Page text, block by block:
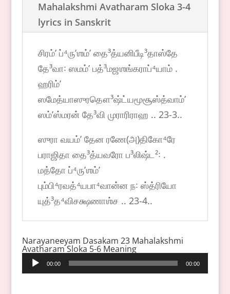
Mahalakshmi Avatharam Sloka 3-4
lyrics in Sanskrit
சிரம்ʼ ப்⁴ருʼஶம்ʼ தை³த்யனிபீடி³தாஸ்தே
தே³வா꞉ ஸமம்ʼ பத்³மஜஶங்கராப்⁴யாம் .
ஹரிம்ʼ
ஸமேத்யாஸுரதௌ³ஷ்ட்யமூசூஸ்த்வாம்ʼ
ஸம்ʼஸ்மரன் தே³வி முராரிராஹ .. 23-3..
ஸுரா வயம்ʼ தேன ரணே(அ)திகோ⁴ரே
பராஜிதா தை³த்யவரோ ப³லிஷ்ட²꞉ .
மத்தோ ப்⁴ருʼஶம்ʼ
பும்பி⁴ரவத்⁴யபா⁴வான்ன ந꞉ ஸ்த்ரியோ
யுத்³த⁴விசக்ஷணாஶ்ச .. 23-4..
Narayaneeyam Dasakam 23 Mahalakshmi
Avatharam Sloka 5-6 Meaning
Audio
Player
00:00 00:00